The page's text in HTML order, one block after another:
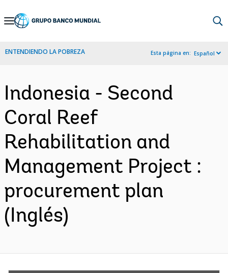
Skip
Navigation
ENTENDIENDO LA POBREZA Esta página en: Español
Indonesia - Second
Coral Reef
Rehabilitation and
Management Project :
procurement plan
(Inglés)